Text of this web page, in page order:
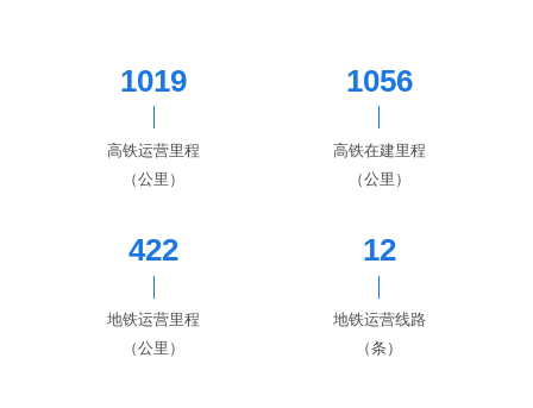
1019
高铁运营里程
（公里）
1056
高铁在建里程
（公里）
422
地铁运营里程
（公里）
12
地铁运营线路
（条）